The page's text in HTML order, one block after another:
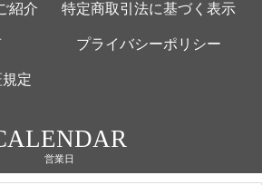
紹介 特定商取引法に基づく表示
プライバシーポリシー
定
営業日